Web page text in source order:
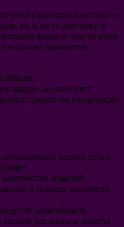
Бремен
Звезда
Наср Эр-Рияд
Аль-Хиляль Эр-Рияд
гарантию качества не
но и на её доставку в
формой что то мало
вариантов
объеме;
форму за свой счет;
скидку на следующий
размер есть в
изделий;
и номера заполните
дальнейшим
доставки и оплаты